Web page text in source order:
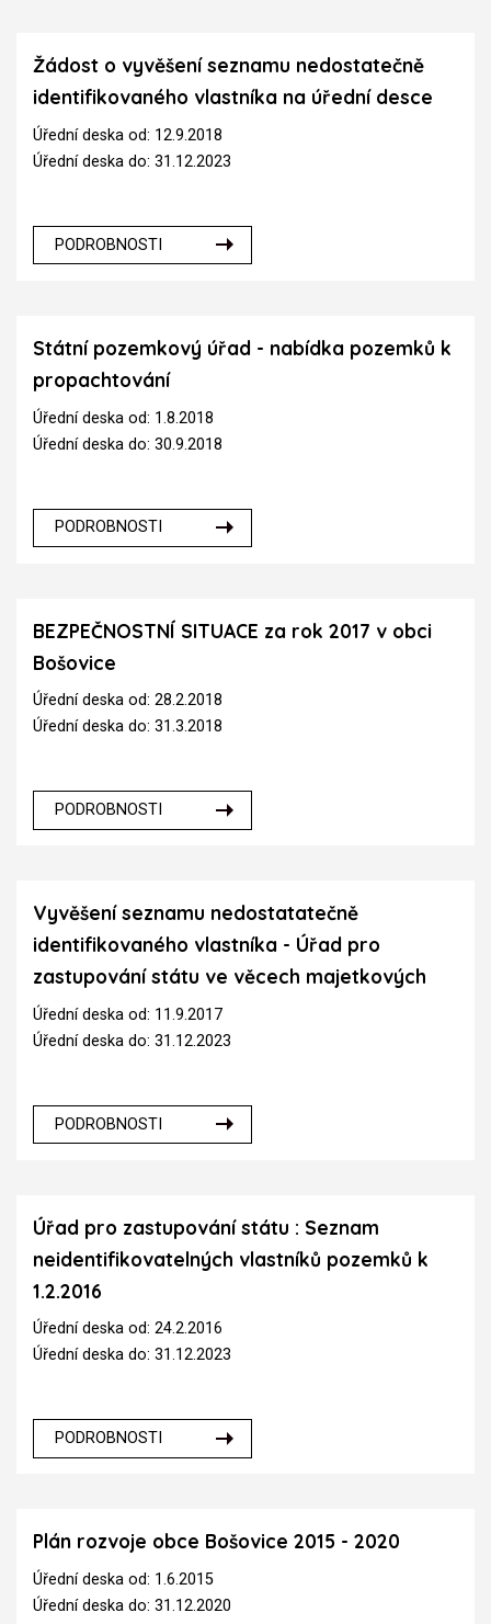
Žádost o vyvěšení seznamu nedostatečně
identifikovaného vlastníka na úřední desce
Úřední deska od: 12.9.2018
Úřední deska do: 31.12.2023
PODROBNOSTI
Státní pozemkový úřad - nabídka pozemků k
propachtování
Úřední deska od: 1.8.2018
Úřední deska do: 30.9.2018
PODROBNOSTI
BEZPEČNOSTNÍ SITUACE za rok 2017 v obci
Bošovice
Úřední deska od: 28.2.2018
Úřední deska do: 31.3.2018
PODROBNOSTI
Vyvěšení seznamu nedostatatečně
identifikovaného vlastníka - Úřad pro
zastupování státu ve věcech majetkových
Úřední deska od: 11.9.2017
Úřední deska do: 31.12.2023
PODROBNOSTI
Úřad pro zastupování státu : Seznam
neidentifikovatelných vlastníků pozemků k
1.2.2016
Úřední deska od: 24.2.2016
Úřední deska do: 31.12.2023
PODROBNOSTI
Plán rozvoje obce Bošovice 2015 - 2020
Úřední deska od: 1.6.2015
Úřední deska do: 31.12.2020